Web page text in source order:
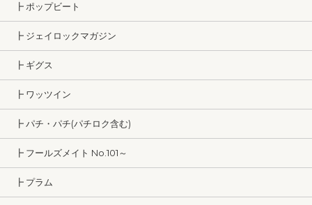
┣ ポップビート
┣ ジェイロックマガジン
┣ ギグス
┣ ワッツイン
┣ パチ・パチ(パチロク含む)
┣ フールズメイト No.101～
┣ プラム